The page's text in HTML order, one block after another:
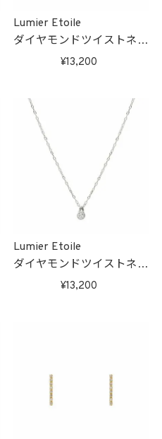
Lumier Etoile
ダイヤモンドツイストネッ
クレス(ゴールド)
13,200
Lumier Etoile
ダイヤモンドツイストネッ
クレス(ホワイトゴールド)
13,200